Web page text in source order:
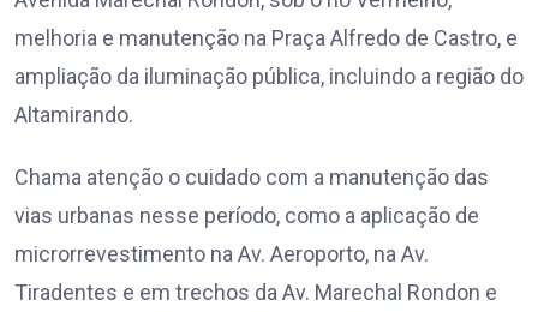
melhoria e manutenção na Praça Alfredo de Castro, e
ampliação da iluminação pública, incluindo a região do
Altamirando.
Chama atenção o cuidado com a manutenção das
vias urbanas nesse período, como a aplicação de
microrrevestimento na Av. Aeroporto, na Av.
Tiradentes e em trechos da Av. Marechal Rondon e